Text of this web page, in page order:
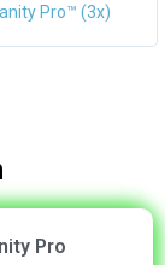
Pro™ (3x)
Pro